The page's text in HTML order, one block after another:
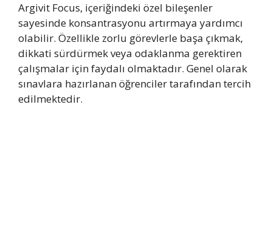
Argivit Focus, içeriğindeki özel bileşenler
sayesinde konsantrasyonu artırmaya yardımcı
olabilir. Özellikle zorlu görevlerle başa çıkmak,
dikkati sürdürmek veya odaklanma gerektiren
çalışmalar için faydalı olmaktadır. Genel olarak
sınavlara hazırlanan öğrenciler tarafından tercih
edilmektedir.